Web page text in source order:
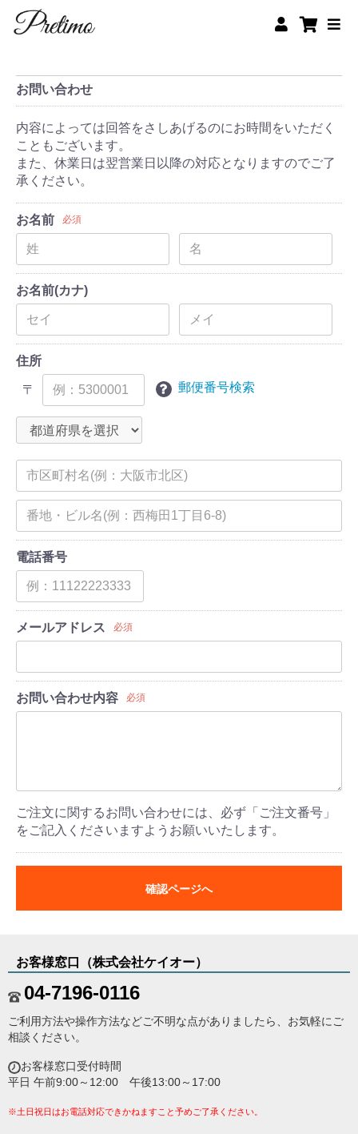
お問い合わせ
内容によっては回答をさしあげるのにお時間をいただく
こともございます。
また、休業日は翌営業日以降の対応となりますのでご了
承ください。
お名前 必須
お名前(カナ)
住所
〒 郵便番号検索
電話番号
メールアドレス 必須
お問い合わせ内容 必須
ご注文に関するお問い合わせには、必ず「ご注文番号」
をご記入くださいますようお願いいたします。
確認ページへ
お客様窓口（株式会社ケイオー）
04-7196-0116
ご利用方法や操作方法などご不明な点がありましたら、お気軽にご
相談ください。
お客様窓口受付時間
平日 午前9:00～12:00 午後13:00～17:00
※土日祝日はお電話対応できかねますこと予めご了承ください。